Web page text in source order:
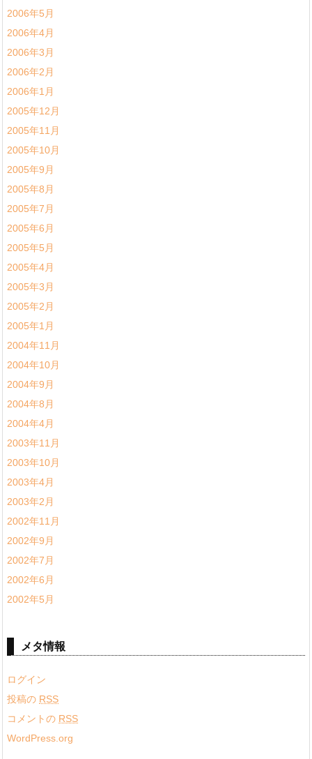
2006年5月
2006年4月
2006年3月
2006年2月
2006年1月
2005年12月
2005年11月
2005年10月
2005年9月
2005年8月
2005年7月
2005年6月
2005年5月
2005年4月
2005年3月
2005年2月
2005年1月
2004年11月
2004年10月
2004年9月
2004年8月
2004年4月
2003年11月
2003年10月
2003年4月
2003年2月
2002年11月
2002年9月
2002年7月
2002年6月
2002年5月
メタ情報
ログイン
投稿の RSS
コメントの RSS
WordPress.org